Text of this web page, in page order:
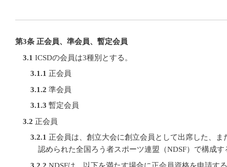
第3条 正会員、準会員、暫定会員
3.1 ICSDの会員は3種別とする。
3.1.1 正会員
3.1.2 準会員
3.1.3 暫定会員
3.2 正会員
3.2.1 正会員は、創立大会に創立会員として出席した、
認められた全国ろう者スポーツ連盟（NDSF）で構成す
3.2.2 NDSFは、以下を満たす場合に正会員資格を申請す